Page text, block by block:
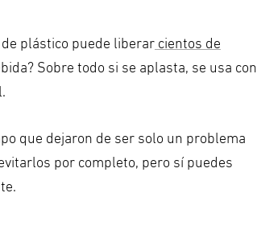
plástico puede liberar cientos de
Sobre todo si se aplasta, se usa con
que dejaron de ser solo un problema
por completo, pero sí puedes